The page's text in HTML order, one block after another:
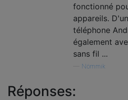
fonctionné
appareils.
téléphone
également
sans fil ...
Nömmik
Réponses: